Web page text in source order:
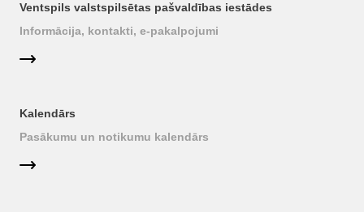
Ventspils valstspilsētas pašvaldības iestādes
Informācija, kontakti, e-pakalpojumi
Kalendārs
Pasākumu un notikumu kalendārs